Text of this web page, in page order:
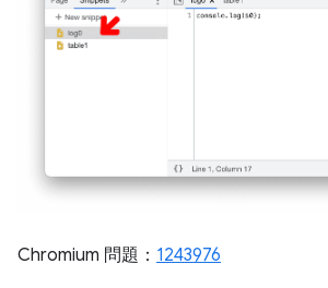
Chromium 問題： 1243976